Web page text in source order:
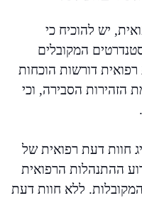
יש להוכיח כי
המקובלים
דורשות הוכחות
הזהירות הסבירה, וכי
חוות דעת רפואית של
ההתנהלות הרפואית
ללא חוות דעת